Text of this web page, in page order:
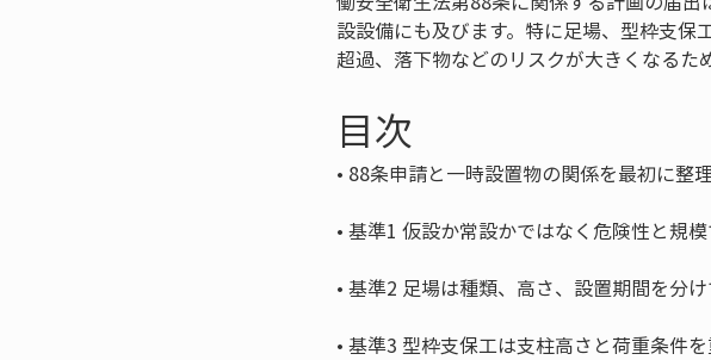
設設備にも及びます。特に足場、型枠支
超過、落下物などのリスクが大きくなるた
目次
•
•
•
•